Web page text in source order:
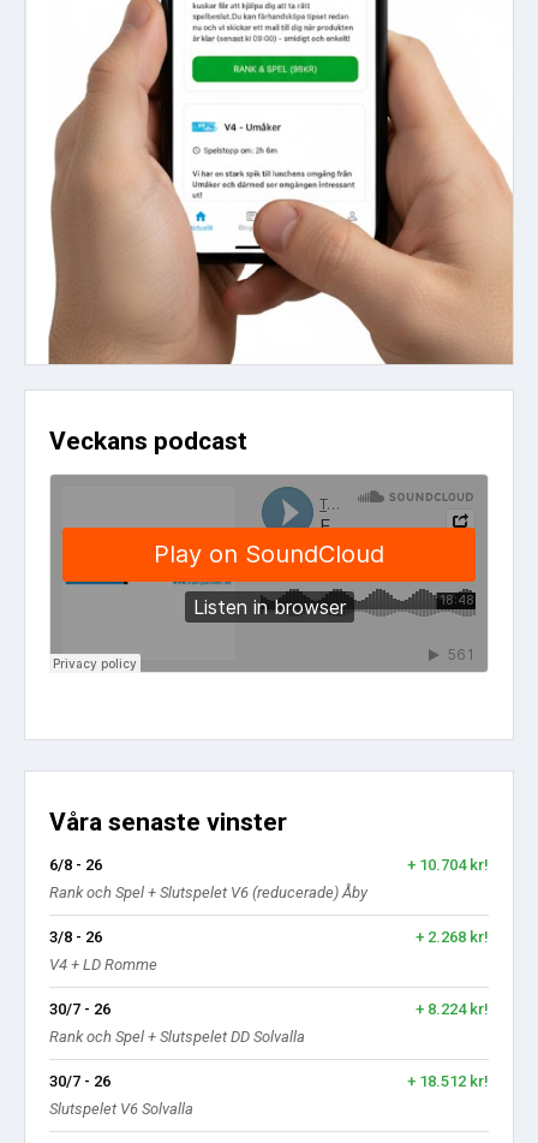
Veckans podcast
Våra senaste vinster
6/8 - 26
+ 10.704 kr!
Rank och Spel + Slutspelet V6 (reducerade) Åby
3/8 - 26
+ 2.268 kr!
V4 + LD Romme
30/7 - 26
+ 8.224 kr!
Rank och Spel + Slutspelet DD Solvalla
30/7 - 26
+ 18.512 kr!
Slutspelet V6 Solvalla